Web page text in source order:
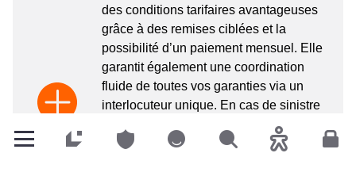
ParticuliersParticuliersParticuliersRechercherAccessibilité
des conditions tarifaires avantageuses
grâce à des remises ciblées et la
possibilité d’un paiement mensuel. Elle
garantit également une coordination
fluide de toutes vos garanties via un
interlocuteur unique. En cas de sinistre
impliquant plusieurs assurances,
LALUX assure une gestion centralisée,